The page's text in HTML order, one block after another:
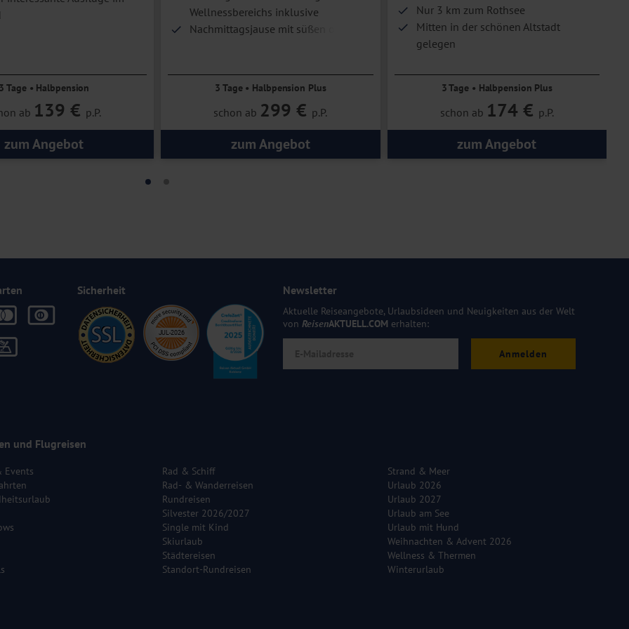
Tage • Halbpension
ab 139 € p.P.
zum Angebot
Wellnessbereichs inklusive
Nachmittagsjause mit süßen oder
3 Tage • Halbpension Plus
schon ab 299 € p.P.
zum Angebot
Nur 3 km zum Rothsee
Mitten in der schönen Altstadt
gelegen
3 Tage • Halbpension Plus
schon ab 174 € p.P.
zum Angebot
Sicherheit Newsletter
Aktuelle Reiseangebote, Urlaubsideen und Neuigkeiten aus der Welt
von ReisenAKTUELL.COM erhalten:
Anmelden
und Flugreisen
Events
Rad & Schiff
Rad- & Wanderreisen
Rundreisen
Silvester 2026/2027
Single mit Kind
Skiurlaub
Städtereisen
Standort-Rundreisen
Strand & Meer
Urlaub 2026
Urlaub 2027
Urlaub am See
Urlaub mit Hund
Weihnachten & Advent 2026
Wellness & Thermen
Winterurlaub